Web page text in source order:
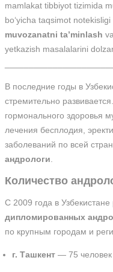
mamlakat tibbiyot tizimida
bo‘yicha taqsimot
muvozanatni ta’minlash
yetkazish masalalarini
В последние годы в
стремительно
гормонального здоровья
лечения бесплодия,
заболеваний по всей
андрологи
Количество
С 2009 года в
дипломированных
по крупным городам и
г. Ташкент — 75 человек